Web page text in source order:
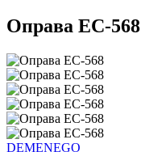
Оправа EC-568
DEMENEGO